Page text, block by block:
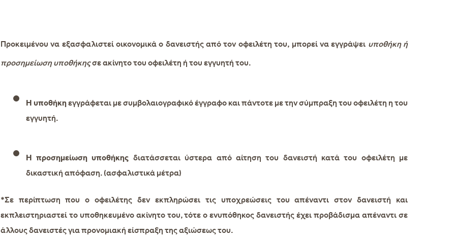
Προκειμένου να εξασφαλιστεί οικονομικά ο δανειστής από τον οφειλέτη του, μπορεί να εγγράψει υποθήκη ή
προσημείωση υποθήκηςσε ακίνητο του οφειλέτη ή του εγγυητή του.
Η υποθήκηεγγράφεται με συμβολαιογραφικό έγγραφο και πάντοτε με την σύμπραξη του οφειλέτη η του
εγγυητή.
Η προσημείωση υποθήκης διατάσσεται ύστερα από αίτηση του δανειστή κατά του οφειλέτη με
δικαστική απόφαση. (ασφαλιστικά μέτρα)
*Σε περίπτωση που ο οφειλέτης δεν εκπληρώσει τις υποχρεώσεις του απέναντι στον δανειστή και
εκπλειστηριαστεί το υποθηκευμένο ακίνητο του, τότε ο ενυπόθηκος δανειστής έχει προβάδισμα απέναντι σε
άλλους δανειστές για προνομιακή είσπραξη της αξιώσεως του.